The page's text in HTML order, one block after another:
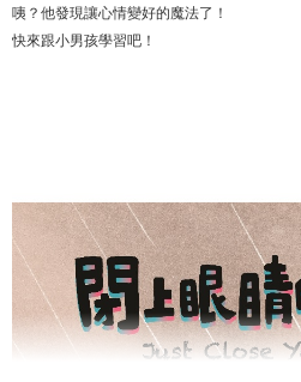
咦？他發現讓心情變好的魔法了！
快來跟小男孩學習吧！